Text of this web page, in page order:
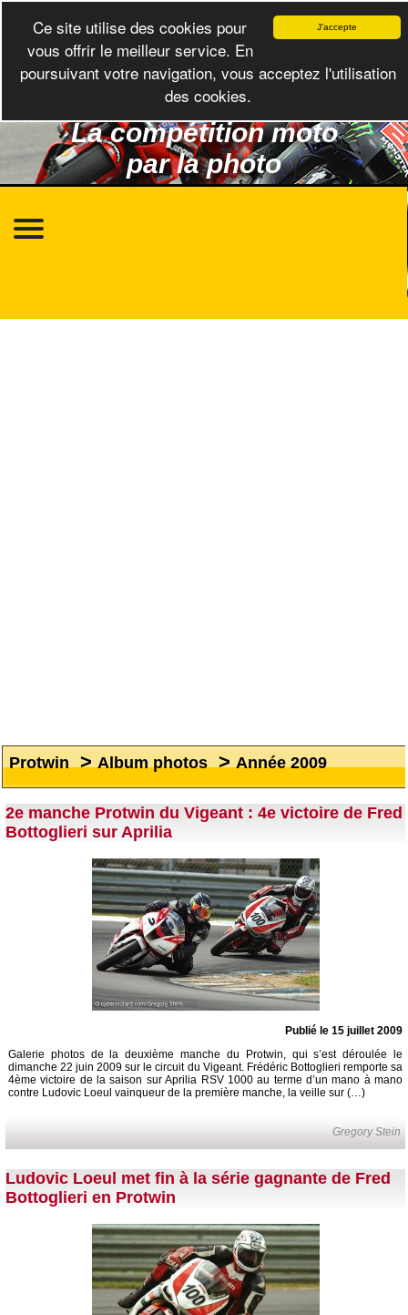
La compétition moto
par la photo
Protwin>Album photos>Année 2009
2e manche Protwin du Vigeant : 4e victoire de Fred
Bottoglieri sur Aprilia
Publié le 15 juillet 2009
Galerie photos de la deuxième manche du Protwin, qui s’est déroulée le
dimanche 22 juin 2009 sur le circuit du Vigeant. Frédéric Bottoglieri remporte sa
4ème victoire de la saison sur Aprilia RSV 1000 au terme d’un mano à mano
contre Ludovic Loeul vainqueur de la première manche, la veille sur (…)
Gregory Stein
Ludovic Loeul met fin à la série gagnante de Fred
Bottoglieri en Protwin
J'accepte
Ce site utilise des cookies pour
vous offrir le meilleur service. En
poursuivant votre navigation, vous acceptez l'utilisation
des cookies.